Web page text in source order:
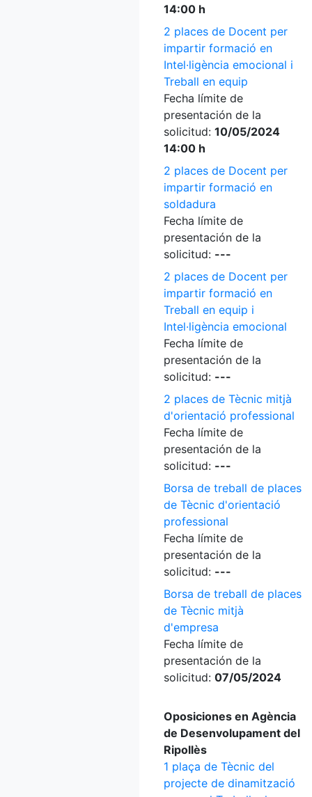
14:00 h
2 places de Docent per
impartir formació en
Intel·ligència emocional i
Treball en equip
Fecha límite de
presentación de la
solicitud: 10/05/2024
14:00 h
2 places de Docent per
impartir formació en
soldadura
Fecha límite de
presentación de la
solicitud: ---
2 places de Docent per
impartir formació en
Treball en equip i
Intel·ligència emocional
Fecha límite de
presentación de la
solicitud: ---
2 places de Tècnic mitjà
d'orientació professional
Fecha límite de
presentación de la
solicitud: ---
Borsa de treball de places
de Tècnic d'orientació
professional
Fecha límite de
presentación de la
solicitud: ---
Borsa de treball de places
de Tècnic mitjà
d'empresa
Fecha límite de
presentación de la
solicitud: 07/05/2024
Oposiciones en Agència
de Desenvolupament del
Ripollès
1 plaça de Tècnic del
projecte de dinamització